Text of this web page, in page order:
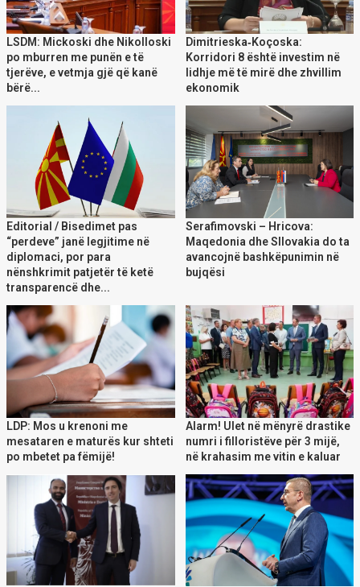
LSDM: Mickoski dhe Nikolloski
po mburren me punën e të
tjerëve, e vetmja gjë që kanë
bërë...
Dimitrieska‑Koçoska:
Korridori 8 është investim në
lidhje më të mirë dhe zhvillim
ekonomik
Editorial / Bisedimet pas
“perdeve” janë legjitime në
diplomaci, por para
nënshkrimit patjetër të ketë
transparencë dhe...
Serafimovski – Hricova:
Maqedonia dhe Sllovakia do ta
avancojnë bashkëpunimin në
bujqësi
LDP: Mos u krenoni me
mesataren e maturës kur shteti
po mbetet pa fëmijë!
Alarm! Ulet në mënyrë drastike
numri i filloristëve për 3 mijë,
në krahasim me vitin e kaluar